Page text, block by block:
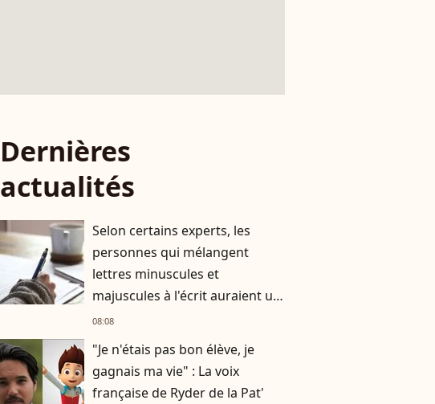
Dernières
actualités
Selon certains experts, les
personnes qui mélangent
lettres minuscules et
majuscules à l'écrit auraient un
besoin de se différencier
08:08
"Je n'étais pas bon élève, je
gagnais ma vie" : La voix
française de Ryder de la Pat'